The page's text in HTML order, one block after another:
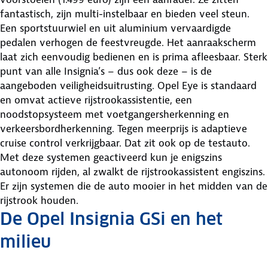
fantastisch, zijn multi-instelbaar en bieden veel steun.
Een sportstuurwiel en uit aluminium vervaardigde
pedalen verhogen de feestvreugde. Het aanraakscherm
laat zich eenvoudig bedienen en is prima afleesbaar. Sterk
punt van alle Insignia’s – dus ook deze – is de
aangeboden veiligheidsuitrusting. Opel Eye is standaard
en omvat actieve rijstrookassistentie, een
noodstopsysteem met voetgangersherkenning en
verkeersbordherkenning. Tegen meerprijs is adaptieve
cruise control verkrijgbaar. Dat zit ook op de testauto.
Met deze systemen geactiveerd kun je enigszins
autonoom rijden, al zwalkt de rijstrookassistent engiszins.
Er zijn systemen die de auto mooier in het midden van de
rijstrook houden.
De Opel Insignia GSi en het
milieu